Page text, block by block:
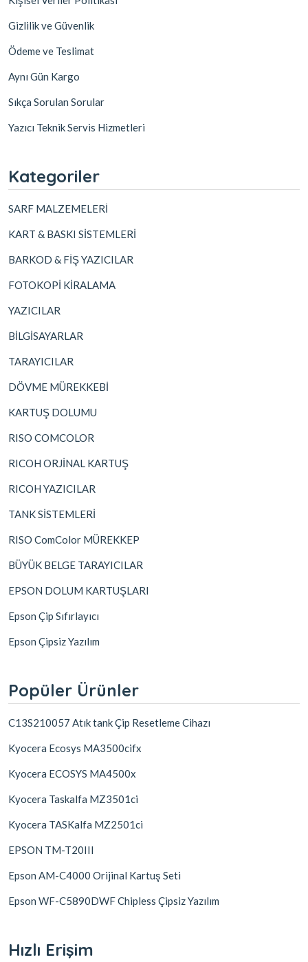
Gizlilik ve Güvenlik
Ödeme ve Teslimat
Aynı Gün Kargo
Sıkça Sorulan Sorular
Yazıcı Teknik Servis Hizmetleri
Kategoriler
SARF MALZEMELERİ
KART & BASKI SİSTEMLERİ
BARKOD & FİŞ YAZICILAR
FOTOKOPİ KİRALAMA
YAZICILAR
BİLGİSAYARLAR
TARAYICILAR
DÖVME MÜREKKEBİ
KARTUŞ DOLUMU
RISO COMCOLOR
RICOH ORJİNAL KARTUŞ
RICOH YAZICILAR
TANK SİSTEMLERİ
RISO ComColor MÜREKKEP
BÜYÜK BELGE TARAYICILAR
EPSON DOLUM KARTUŞLARI
Epson Çip Sıfırlayıcı
Epson Çipsiz Yazılım
Popüler Ürünler
C13S210057 Atık tank Çip Resetleme Cihazı
Kyocera Ecosys MA3500cifx
Kyocera ECOSYS MA4500x
Kyocera Taskalfa MZ3501ci
Kyocera TASKalfa MZ2501ci
EPSON TM-T20III
Epson AM-C4000 Orijinal Kartuş Seti
Epson WF-C5890DWF Chipless Çipsiz Yazılım
Hızlı Erişim